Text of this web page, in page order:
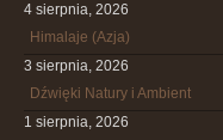
4 sierpnia, 2026
Himalaje (Azja)
3 sierpnia, 2026
Dźwięki Natury i Ambient
1 sierpnia, 2026